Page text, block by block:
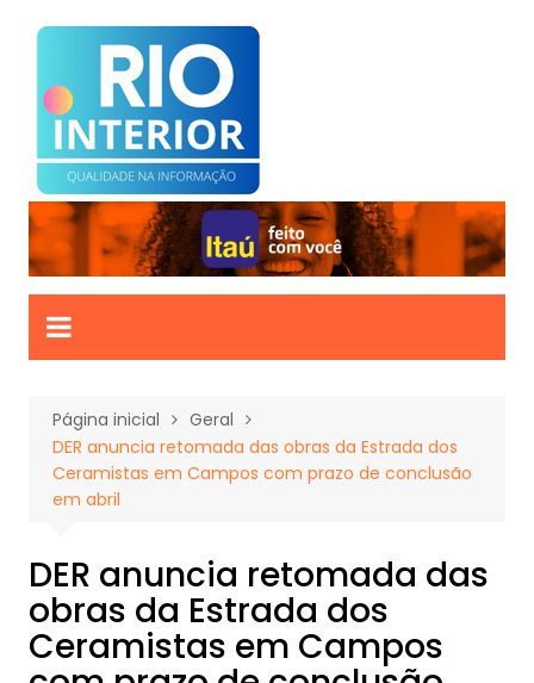
para
conteúdo
Página inicial
Geral
DER anuncia retomada das obras da Estrada dos
Ceramistas em Campos com prazo de conclusão
em abril
DER anuncia retomada das
obras da Estrada dos
Ceramistas em Campos